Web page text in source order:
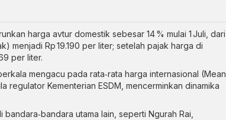
harga avtur domestik sebesar 14 % mulai 1 Juli, dari
menjadi Rp 19.190 per liter; setelah pajak harga di
per liter.
mengacu pada rata‑rata harga internasional (Mean
regulator Kementerian ESDM, mencerminkan dinamika
utama lain, seperti Ngurah Rai,